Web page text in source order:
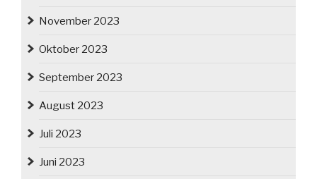
November 2023
Oktober 2023
September 2023
August 2023
Juli 2023
Juni 2023